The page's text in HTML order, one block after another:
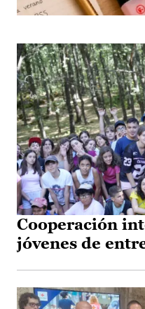
Cooperación
jóvenes de